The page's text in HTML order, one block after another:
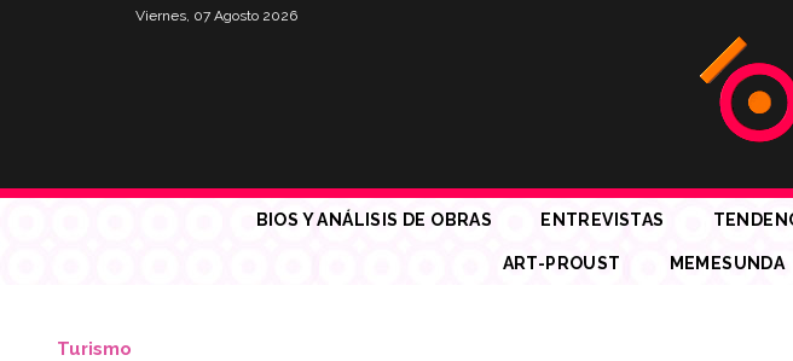
Viernes, 07 Agosto 2026
BIOS Y ANÁLISIS DE OBRAS ENTREVISTAS
ART-PROUST MEMESUNDA
Turismo